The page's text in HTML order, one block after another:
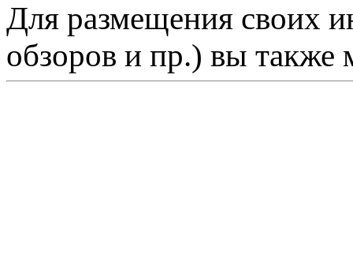
Для размещения своих
обзоров и пр.) вы также